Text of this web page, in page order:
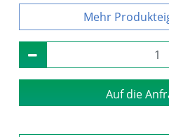
Auf die